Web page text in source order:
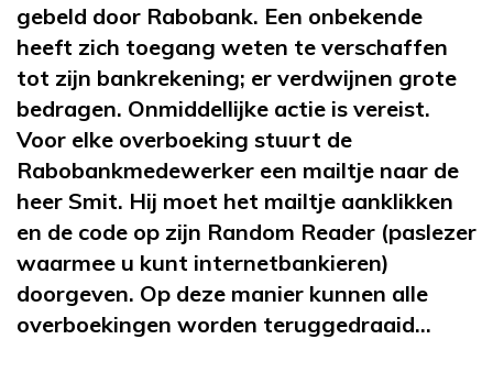
gebeld door Rabobank. Een onbekende
heeft zich toegang weten te verschaffen
tot zijn bankrekening; er verdwijnen grote
bedragen. Onmiddellijke actie is vereist.
Voor elke overboeking stuurt de
Rabobankmedewerker een mailtje naar de
heer Smit. Hij moet het mailtje aanklikken
en de code op zijn Random Reader (paslezer
waarmee u kunt internetbankieren)
doorgeven. Op deze manier kunnen alle
overboekingen worden teruggedraaid…